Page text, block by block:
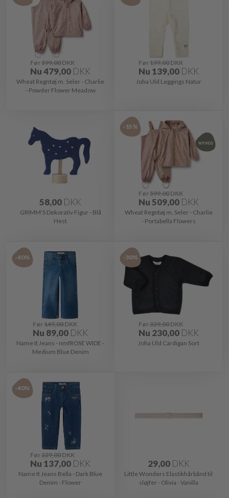
Før599,00DKK
Nu479,00 DKK
Wheat Regntøj m. Seler - Charlie
- Powder Flower Meadow
Før199,00DKK
Nu 139,00 DKK
Joha Uld Leggings Natur
58,00 DKK
GRIMM'S Dekorativ Figur - Blå
Hest
-15%
Før599,00DKK
Nu509,00 DKK
Wheat Regntøj m. Seler - Charlie
- Portabella Flowers
-40%
Før149,00DKK
Nu 89,00 DKK
Name It Jeans - nmfROSE WIDE -
Medium Blue Denim
-30%
Før329,00DKK
Nu 230,00 DKK
Joha Uld Cardigan Sort
-40%
Før229,00DKK
Nu 137,00 DKK
Name It Jeans Bella - Dark Blue
Denim - Flower
29,00 DKK
Little Wonders Elastikhårbånd til
sløjfer - Olivia - Vanilla